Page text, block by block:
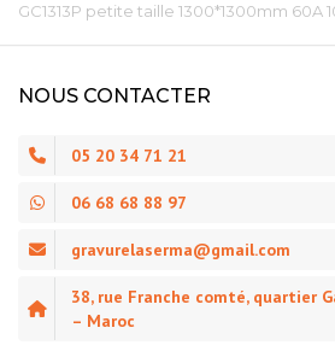
GC1313P petite taille 1300*1300mm 60A
NOUS CONTACTER
05 20 34 71 21
06 68 68 88 97
gravurelaserma@gmail.com
38, rue Franche comté, quartier
– Maroc